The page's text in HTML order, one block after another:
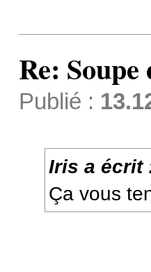
Re: Soupe
Publié :
Iris a écrit
Ça vous